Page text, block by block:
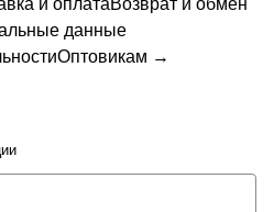
и оплатаВозврат и обмен
данные
Оптовикам →